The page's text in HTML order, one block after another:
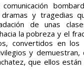
dramas y tragedias
de unas
la pobreza y el
convertidos en los
y demuestran,
que ellos